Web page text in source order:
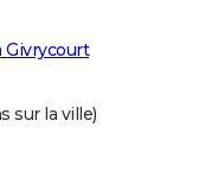
Givrycourt
sur la ville)